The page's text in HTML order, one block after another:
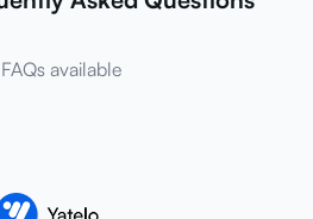
available